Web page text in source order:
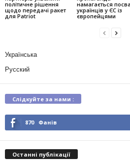
політичне рішення
щодо передачі ракет
для Patriot
намагається
українців у ЄС із
європейцями
Українська
Русский
Слідкуйте за нами :
870 Фанів
Останні публікації